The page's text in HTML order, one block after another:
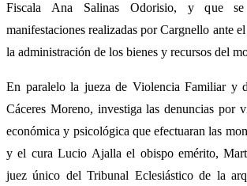
Fiscala Ana Salinas Odorisio, y que
manifestaciones realizadas por Cargnello ante
la administración de los bienes y recursos del
En paralelo la jueza de Violencia Familiar y
Cáceres Moreno, investiga las denuncias por
económica y psicológica que efectuaran las
y el cura Lucio Ajalla el obispo emérito,
juez único del Tribunal Eclesiástico de la